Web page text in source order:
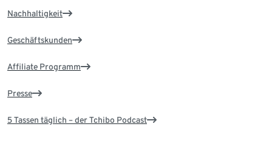
Nachhaltigkeit
Geschäftskunden
Affiliate Programm
Presse
5 Tassen täglich – der Tchibo Podcast